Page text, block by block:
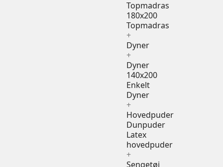
Topmadras
180x200
Topmadras
+
Dyner
+
Dyner
140x200
Enkelt
Dyner
+
Hovedpuder
Dunpuder
Latex
hovedpuder
+
Sengetøj